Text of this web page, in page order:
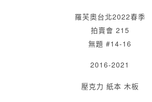
羅芙奧台北2022春季
拍賣會 215
無題 #14-16
2016-2021
壓克力 紙本 木板